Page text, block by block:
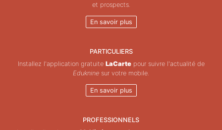
et prospects.
En savoir plus
PARTICULIERS
Installez l'application gratuite LaCartepour suivre l'actualité de
Eduknine sur votre mobile.
En savoir plus
PROFESSIONNELS